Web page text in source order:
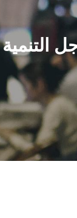
التنمية